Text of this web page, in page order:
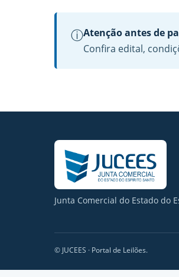
ⓘAtenção antes de
Confira edital,
Junta Comercial do Estado do
© JUCEES · Portal de Leilões.